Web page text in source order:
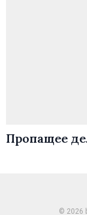
Пропащее
© 2026